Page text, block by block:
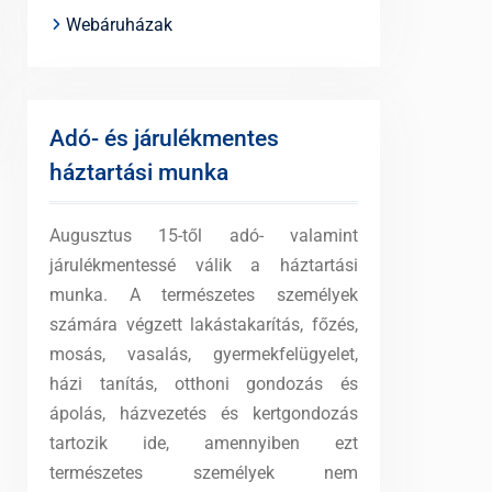
Webáruházak
Adó- és járulékmentes
háztartási munka
Augusztus 15-től adó- valamint
járulékmentessé válik a háztartási
munka. A természetes személyek
számára végzett lakástakarítás, főzés,
mosás, vasalás, gyermekfelügyelet,
házi tanítás, otthoni gondozás és
ápolás, házvezetés és kertgondozás
tartozik ide, amennyiben ezt
természetes személyek nem